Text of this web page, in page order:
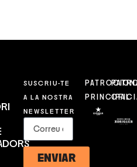
SUSCRIU-TE
A LA NOSTRA
NEWSLETTER
ENVIAR
PRINCIPAL